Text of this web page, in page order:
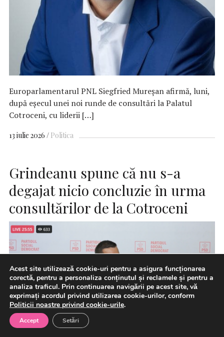
Europarlamentarul PNL Siegfried Mureşan afirmă, luni,
după eşecul unei noi runde de consultări la Palatul
Cotroceni, cu liderii […]
13 iulie 2026 Politica
Grindeanu spune că nu s-a
degajat nicio concluzie în urma
consultărilor de la Cotroceni
Acest site utilizează cookie-uri pentru a asigura funcționarea
corectă, pentru a personaliza conținutul și reclamele și pentru a
analiza traficul. Prin continuarea navigării pe acest site, vă
exprimați acordul privind utilizarea cookie-urilor, conform
Politicii noastre privind cookie-urile.
Accept Setări